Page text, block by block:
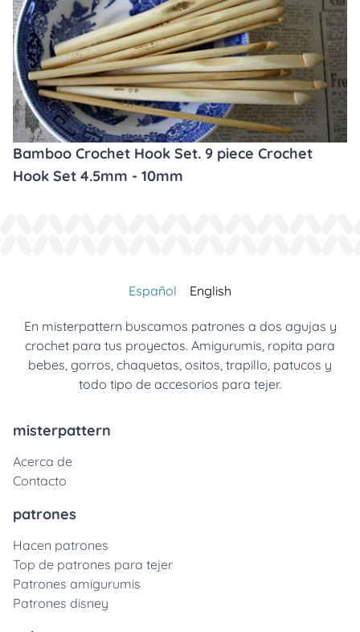
Bamboo Crochet Hook Set. 9 piece Crochet
Hook Set 4.5mm - 10mm
Español English
En misterpattern buscamos patrones a dos agujas y
crochet para tus proyectos. Amigurumis, ropita para
bebes, gorros, chaquetas, ositos, trapillo, patucos y
todo tipo de accesorios para tejer.
misterpattern
Acerca de
Contacto
patrones
Hacen patrones
Top de patrones para tejer
Patrones amigurumis
Patrones disney